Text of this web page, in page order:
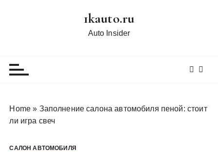
1kauto.ru
Auto Insider
Home » Заполнение салона автомобиля пеной: стоит
ли игра свеч
САЛОН АВТОМОБИЛЯ